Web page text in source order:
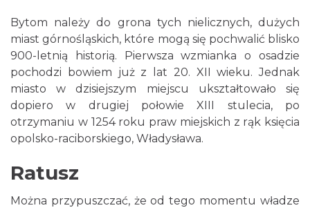
Bytom należy do grona tych nielicznych, dużych
miast górnośląskich, które mogą się pochwalić blisko
900-letnią historią. Pierwsza wzmianka o osadzie
pochodzi bowiem już z lat 20. XII wieku. Jednak
miasto w dzisiejszym miejscu ukształtowało się
dopiero w drugiej połowie XIII stulecia, po
otrzymaniu w 1254 roku praw miejskich z rąk księcia
opolsko-raciborskiego, Władysława.
Ratusz
Można przypuszczać, że od tego momentu władze